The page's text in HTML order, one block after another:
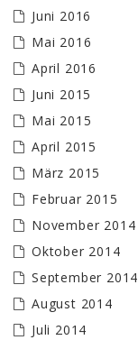
Juni 2016
Mai 2016
April 2016
Juni 2015
Mai 2015
April 2015
März 2015
Februar 2015
November 2014
Oktober 2014
September 2014
August 2014
Juli 2014